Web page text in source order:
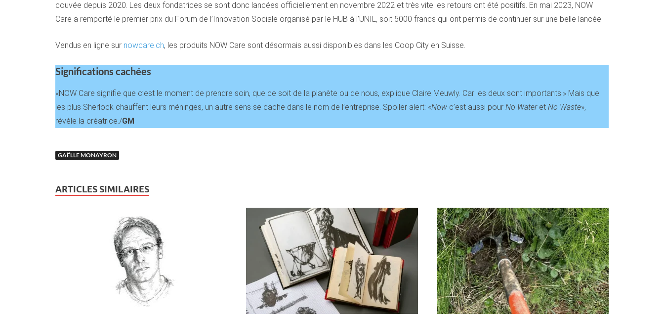
couvée depuis 2020. Les deux fondatrices se sont donc lancées officiellement en novembre 2022 et très vite les retours ont été positifs. En mai 2023, NOW
Care a remporté le premier prix du Forum de l’Innovation Sociale organisé par le HUB à l’UNIL, soit 5000 francs qui ont permis de continuer sur une belle lancée.
Vendus en ligne sur nowcare.ch, les produits NOW Care sont désormais aussi disponibles dans les Coop City en Suisse.
Significations cachées
«NOW Care signifie que c’est le moment de prendre soin, que ce soit de la planète ou de nous, explique Claire Meuwly. Car les deux sont importants.» Mais que
les plus Sherlock chauffent leurs méninges, un autre sens se cache dans le nom de l’entreprise. Spoiler alert: «Now c’est aussi pour No Wateret No Waste»,
révèle la créatrice./GM
GAËLLE MONAYRON
ARTICLES SIMILAIRES